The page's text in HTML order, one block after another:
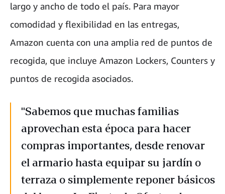
largo y ancho de todo el país. Para mayor
comodidad y flexibilidad en las entregas,
Amazon cuenta con una amplia red de puntos de
recogida, que incluye Amazon Lockers, Counters y
puntos de recogida asociados.
"Sabemos que muchas familias
aprovechan esta época para hacer
compras importantes, desde renovar
el armario hasta equipar su jardín o
terraza o simplemente reponer básicos